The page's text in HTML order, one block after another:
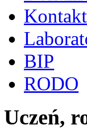
Kontakt
BIP
RODO
Uczeń,